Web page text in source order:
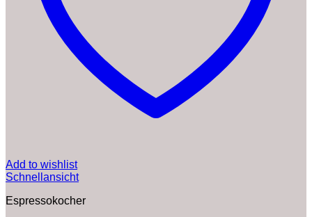
Add to wishlist
Schnellansicht
Espressokocher